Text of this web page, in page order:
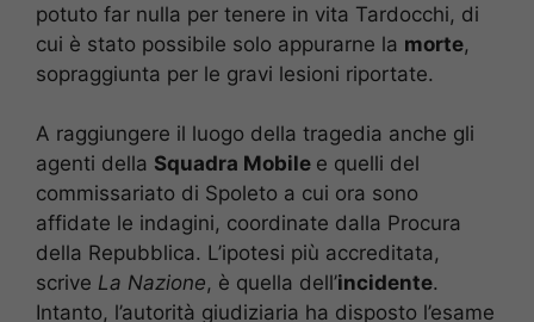
potuto far nulla per tenere in vita Tardocchi, di
cui è stato possibile solo appurarne la morte,
sopraggiunta per le gravi lesioni riportate.
A raggiungere il luogo della tragedia anche gli
agenti della Squadra Mobile e quelli del
commissariato di Spoleto a cui ora sono
affidate le indagini, coordinate dalla Procura
della Repubblica. L’ipotesi più accreditata,
scrive La Nazione, è quella dell’incidente.
Intanto, l’autorità giudiziaria ha disposto l’esame